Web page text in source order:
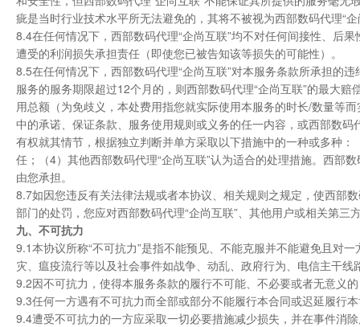
疵是当时行业技术水平所无法避免的，其将不被视为西部数码代理“
8.4在任何情况下，西部数码代理“企尚互联”均不对任何间接性、后
遭受的利润损失承担责任（即使您已被告知该等损失的可能性）。
8.5在任何情况下，西部数码代理“企尚互联”对本服务条款所承担的
服务的服务期限超过12个月的，则西部数码代理“企尚互联”的最大
用总额（为免歧义，本处费用指您就实际使用本服务的时长/数量等
中的承诺、保证条款、服务使用规则或义务的任一内容，或西部数
有权就其情节，根据独立判断并单方采取以下措施中的一种或多种
任；（4）其他西部数码代理“企尚互联”认为适合的处理措施。西部
由您承担。
8.7如因您违反有关法律法规或者本协议、相关规则之规定，使西部
部门的处罚，您应对西部数码代理“企尚互联”、其他用户或相关第
九、不可抗力
9.1本协议所称“不可抗力”是指不能预见、不能克服并不能避免且对
灾、瘟疫流行等以及社会事件如战争、动乱、政府行为、电信主干
9.2因不可抗力，使得本服务条款的履行不可能、不必要或者无意义
9.3任何一方遇有不可抗力而全部或部分不能履行本合同或迟延履行
9.4遭受不可抗力的一方应采取一切必要措施减少损失，并在事件消